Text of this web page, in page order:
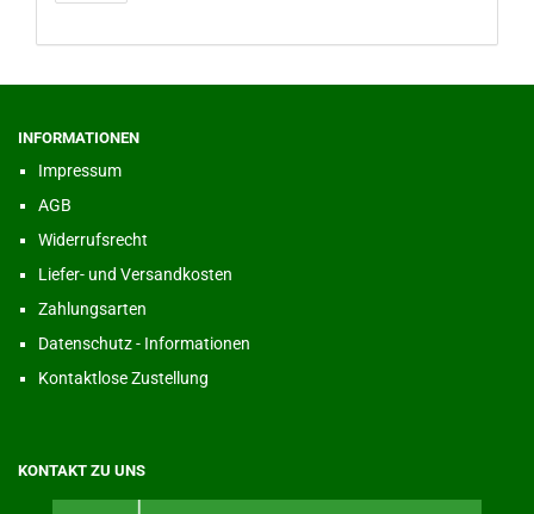
INFORMATIONEN
Impressum
AGB
Widerrufsrecht
Liefer- und Versandkosten
Zahlungsarten
Datenschutz - Informationen
Kontaktlose Zustellung
KONTAKT ZU UNS